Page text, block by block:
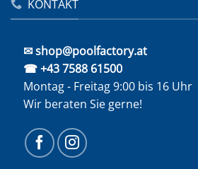
KONTAKT
✉ shop@poolfactory.at
☎ +43 7588 61500
Montag - Freitag 9:00 bis 16 Uhr
Wir beraten Sie gerne!